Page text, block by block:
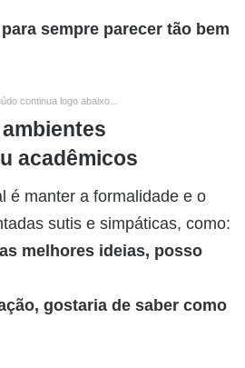
sempre parecer tão bem
continua logo abaixo...
acadêmicos
é manter a formalidade e o
sutis e simpáticas, como:
melhores ideias, posso
gostaria de saber como